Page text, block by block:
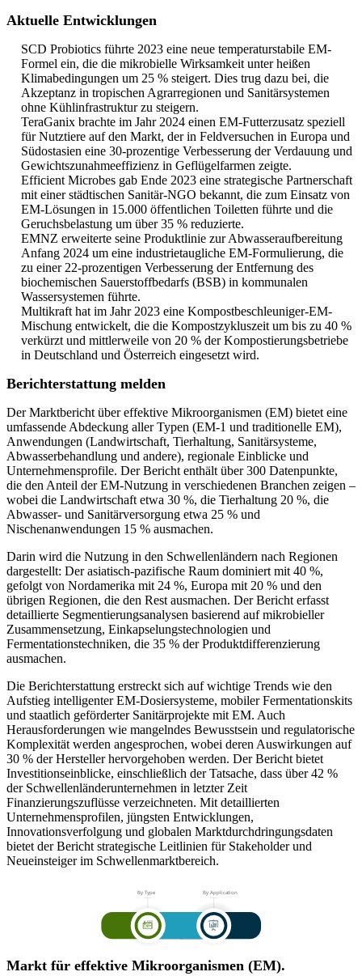
Aktuelle Entwicklungen
SCD Probiotics führte 2023 eine neue temperaturstabile EM-
Formel ein, die die mikrobielle Wirksamkeit unter heißen
Klimabedingungen um 25 % steigert. Dies trug dazu bei, die
Akzeptanz in tropischen Agrarregionen und Sanitärsystemen
ohne Kühlinfrastruktur zu steigern.
TeraGanix brachte im Jahr 2024 einen EM-Futterzusatz speziell
für Nutztiere auf den Markt, der in Feldversuchen in Europa und
Südostasien eine 30-prozentige Verbesserung der Verdauung und
Gewichtszunahmeeffizienz in Geflügelfarmen zeigte.
Efficient Microbes gab Ende 2023 eine strategische Partnerschaft
mit einer städtischen Sanitär-NGO bekannt, die zum Einsatz von
EM-Lösungen in 15.000 öffentlichen Toiletten führte und die
Geruchsbelastung um über 35 % reduzierte.
EMNZ erweiterte seine Produktlinie zur Abwasseraufbereitung
Anfang 2024 um eine industrietaugliche EM-Formulierung, die
zu einer 22-prozentigen Verbesserung der Entfernung des
biochemischen Sauerstoffbedarfs (BSB) in kommunalen
Wassersystemen führte.
Multikraft hat im Jahr 2023 eine Kompostbeschleuniger-EM-
Mischung entwickelt, die die Kompostzykluszeit um bis zu 40 %
verkürzt und mittlerweile von 20 % der Kompostierungsbetriebe
in Deutschland und Österreich eingesetzt wird.
Berichterstattung melden
Der Marktbericht über effektive Mikroorganismen (EM) bietet eine
umfassende Abdeckung aller Typen (EM-1 und traditionelle EM),
Anwendungen (Landwirtschaft, Tierhaltung, Sanitärsysteme,
Abwasserbehandlung und andere), regionale Einblicke und
Unternehmensprofile. Der Bericht enthält über 300 Datenpunkte,
die den Anteil der EM-Nutzung in verschiedenen Branchen zeigen –
wobei die Landwirtschaft etwa 30 %, die Tierhaltung 20 %, die
Abwasser- und Sanitärversorgung etwa 25 % und
Nischenanwendungen 15 % ausmachen.
Darin wird die Nutzung in den Schwellenländern nach Regionen
dargestellt: Der asiatisch-pazifische Raum dominiert mit 40 %,
gefolgt von Nordamerika mit 24 %, Europa mit 20 % und den
übrigen Regionen, die den Rest ausmachen. Der Bericht erfasst
detaillierte Segmentierungsanalysen basierend auf mikrobieller
Zusammensetzung, Einkapselungstechnologien und
Fermentationstechniken, die 35 % der Produktdifferenzierung
ausmachen.
Die Berichterstattung erstreckt sich auf wichtige Trends wie den
Aufstieg intelligenter EM-Dosiersysteme, mobiler Fermentationskits
und staatlich geförderter Sanitärprojekte mit EM. Auch
Herausforderungen wie mangelndes Bewusstsein und regulatorische
Komplexität werden angesprochen, wobei deren Auswirkungen auf
30 % der Hersteller hervorgehoben werden. Der Bericht bietet
Investitionseinblicke, einschließlich der Tatsache, dass über 42 %
der Schwellenländerunternehmen in letzter Zeit
Finanzierungszuflüsse verzeichneten. Mit detaillierten
Unternehmensprofilen, jüngsten Entwicklungen,
Innovationsverfolgung und globalen Marktdurchdringungsdaten
bietet der Bericht strategische Leitlinien für Stakeholder und
Neueinsteiger im Schwellenmarktbereich.
Markt für effektive Mikroorganismen (EM).